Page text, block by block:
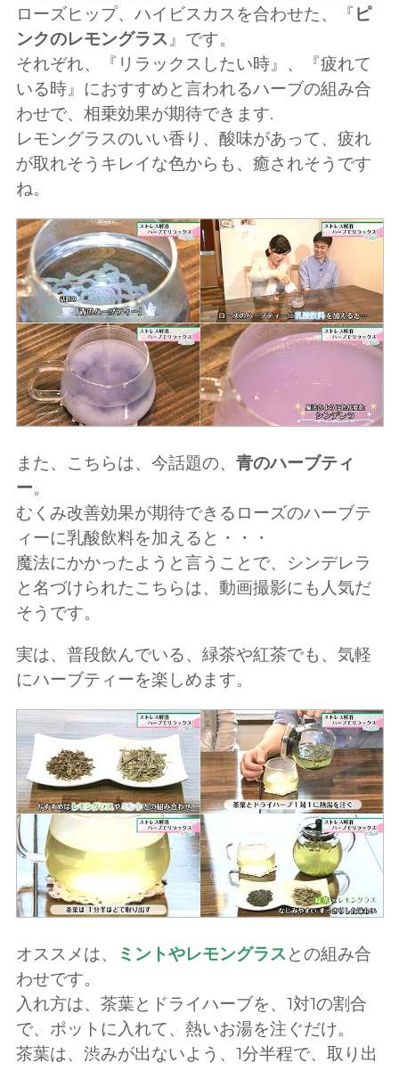
ローズヒップ、ハイビスカスを合わせた、『 ピ
ンクのレモングラス 』です。
それぞれ、『リラックスしたい時』、『疲れて
いる時』におすすめと言われるハーブの組み合
わせで、相乗効果が期待できます.
レモングラスのいい香り、酸味があって、疲れ
が取れそうキレイな色からも、癒されそうです
ね。
また、こちらは、今話題の、 青のハーブティ
ー。
むくみ改善効果が期待できるローズのハーブテ
ィーに乳酸飲料を加えると・・・
魔法にかかったようと言うことで、シンデレラ
と名づけられたこちらは、動画撮影にも人気だ
そうです。
実は、普段飲んでいる、緑茶や紅茶でも、気軽
にハーブティーを楽しめます。
オススメは、 ミントやレモングラスとの組み合
わせです。
入れ方は、茶葉とドライハーブを、1対1の割合
で、ポットに入れて、熱いお湯を注ぐだけ。
茶葉は、渋みが出ないよう、1分半程で、取り出